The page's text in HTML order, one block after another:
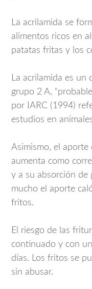
La acrilamida se
alimentos ricos en
patatas fritas y los
La acrilamida es un
grupo 2 A,
por IARC (1994)
estudios en
Asimismo, el aporte
aumenta como
y a su absorción de
mucho el aporte
fritos.
El riesgo de las
continuado y con
días. Los fritos se
sin abusar.